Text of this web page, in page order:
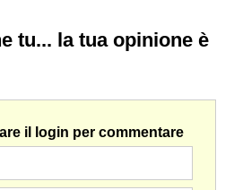
tu... la tua opinione è
il login per commentare